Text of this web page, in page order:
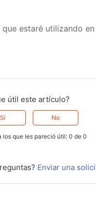
estaré utilizando
útil este artículo?
Sí No
los que les pareció útil: 0 de 0
Enviar una